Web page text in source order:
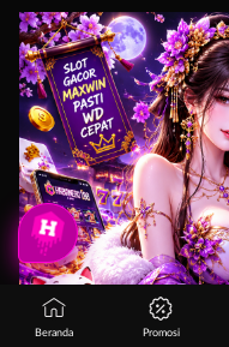
Beranda Promosi